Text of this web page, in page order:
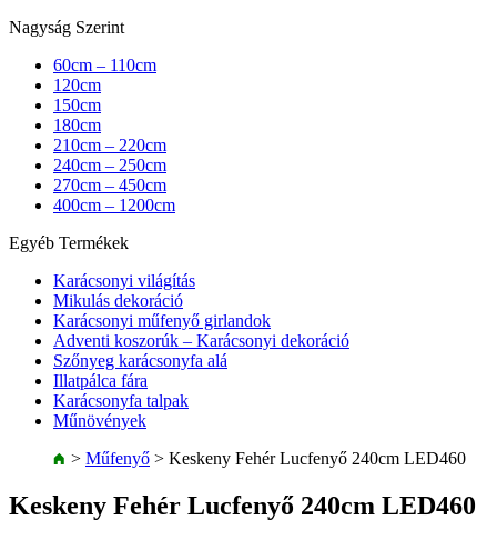
Nagyság Szerint
60cm – 110cm
120cm
150cm
180cm
210cm – 220cm
240cm – 250cm
270cm – 450cm
400cm – 1200cm
Egyéb Termékek
Karácsonyi világítás
Mikulás dekoráció
Karácsonyi műfenyő girlandok
Adventi koszorúk – Karácsonyi dekoráció
Szőnyeg karácsonyfa alá
Illatpálca fára
Karácsonyfa talpak
Műnövények
> Műfenyő > Keskeny Fehér Lucfenyő 240cm LED460
Keskeny Fehér Lucfenyő 240cm LED460